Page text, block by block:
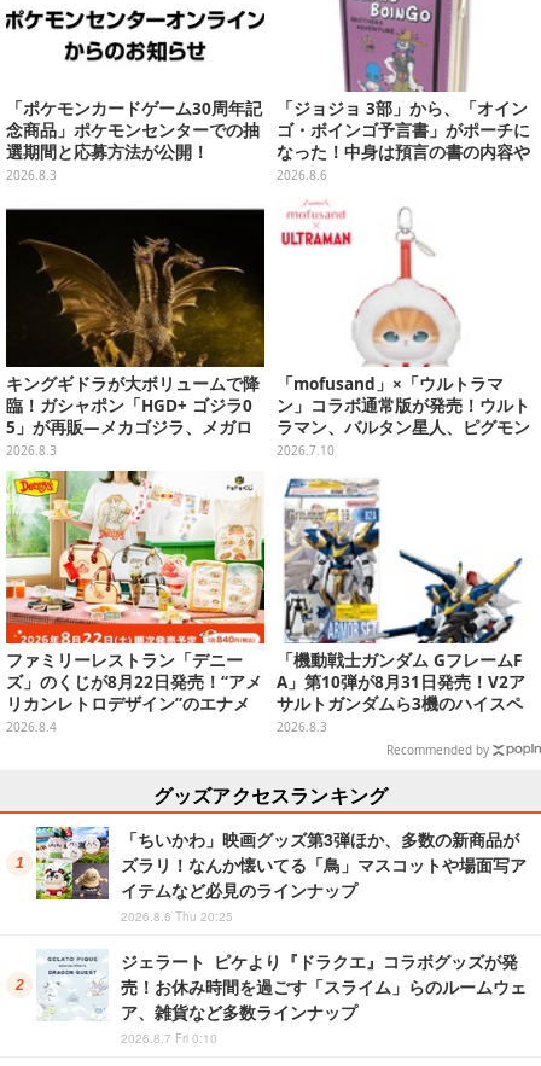
「ポケモンカードゲーム30周年記
念商品」ポケモンセンターでの抽
選期間と応募方法が公開！
2026.8.3
「ジョジョ 3部」から、「オイン
ゴ・ボインゴ予言書」がポーチに
なった！中身は預言の書の内容や
アニメ総柄デザインをプリント
2026.8.6
キングギドラが大ボリュームで降
臨！ガシャポン「HGD+ ゴジラ0
5」が再販―メカゴジラ、メガロ
なども揃った全4種
2026.8.3
「mofusand」×「ウルトラマ
ン」コラボ通常版が発売！ウルト
ラマン、バルタン星人、ピグモン
のコスチュームを着た“にゃん
2026.7.10
ファミリーレストラン「デニー
ズ」のくじが8月22日発売！“アメ
リカンレトロデザイン”のエナメ
ルバッグやTシャツなど、日常使
2026.8.4
「機動戦士ガンダム GフレームF
A」第10弾が8月31日発売！V2ア
サルトガンダムら3機のハイスペ
ック可動フィギュア
2026.8.3
Recommended by
グッズアクセスランキング
「ちいかわ」映画グッズ第3弾ほか、多数の新商品が
ズラリ！なんか懐いてる「鳥」マスコットや場面写ア
イテムなど必見のラインナップ
2026.8.6 Thu 20:25
ジェラート ピケより『ドラクエ』コラボグッズが発
売！お休み時間を過ごす「スライム」らのルームウェ
ア、雑貨など多数ラインナップ
2026.8.7 Fri 0:10